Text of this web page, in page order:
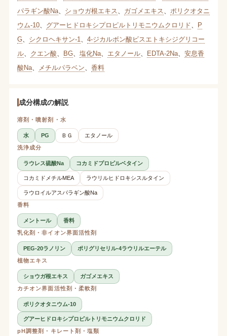
パラギン酸Na、 ショウガ根エキス ガゴメエキス
ポリクオタニ
ウム-10、 グアーヒドロキシプロピルトリモニウムクロリド
P
G、 シクロヘキサン-1
4-ジカルボン酸ビスエトキシジグリコー
ル、 クエン酸 BG、 塩化Na、 エタノール、 EDTA-2Na、 安息香
酸Na、 メチルパラベン 香料
成分構成の解説
溶剤・噴射剤・水
水 PG ＢＧ
エタノール
洗浄成分
ラウレス硫酸Na コカミドプロピルベタイン
コカミドメチルMEA ラウリルヒドロキシスルタイン
ラウロイルアスパラギン酸Na
香料
メントール
香料
乳化剤・非イオン界面活性剤
PEG-20ラノリン
ポリグリセリル-4ラウリルエーテル
植物エキス
ショウガ根エキス
ガゴメエキス
カチオン界面活性剤・柔軟剤
ポリクオタニウム-10
グアーヒドロキシプロピルトリモニウムクロリド
pH調整剤・キレート剤・塩類